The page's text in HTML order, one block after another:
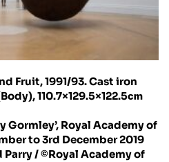
Fruit, 1991/93. Cast iron
110.7×129.5×122.5㎝
Gormley’, Royal Academy of
to 3rd December 2019
/ ©Royal Academy of